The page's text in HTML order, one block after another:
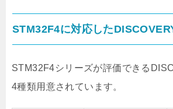
STM32F4に対応した
STM32F4シリーズが評価できる
4種類用意されています。